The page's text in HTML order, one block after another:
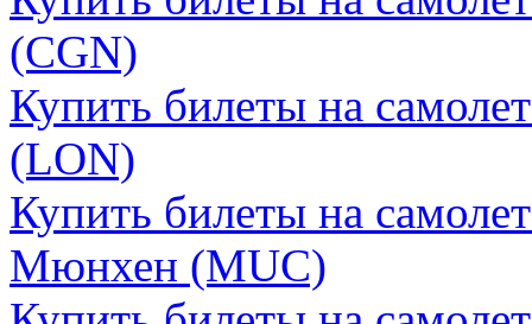
(CGN)
Купить билеты на
(LON)
Купить билеты на
Мюнхен (MUC)